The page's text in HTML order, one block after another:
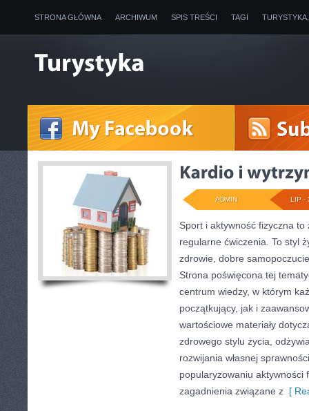
STRONA GŁÓWNA ARCHIWUM SPIS TREŚCI TAGI
LIP -
ADMIN
Sport i aktywność fizyczna
regularne ćwiczenia. To styl
zdrowie, dobre
Strona poświęcona tej
centrum wiedzy, w którym
początkujący, jak i
wartościowe materiały
zdrowego stylu życia,
rozwijania własnej
popularyzowaniu aktywności
zagadnienia związane z [